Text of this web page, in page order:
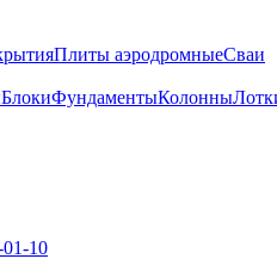
Плиты аэродромныеСваи
БлокиФундаментыКолонны
10